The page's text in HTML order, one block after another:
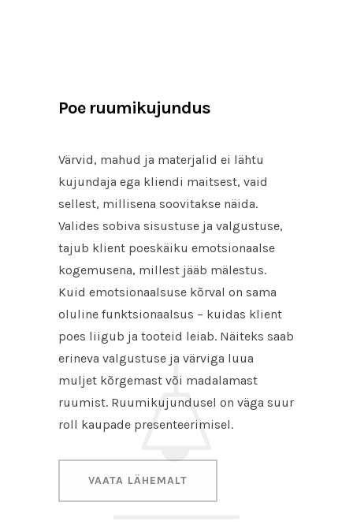
Poe ruumikujundus
Värvid, mahud ja materjalid ei lähtu
kujundaja ega kliendi maitsest, vaid
sellest, millisena soovitakse näida.
Valides sobiva sisustuse ja valgustuse,
tajub klient poeskäiku emotsionaalse
kogemusena, millest jääb mälestus.
Kuid emotsionaalsuse kõrval on sama
oluline funktsionaalsus – kuidas klient
poes liigub ja tooteid leiab. Näiteks saab
erineva valgustuse ja värviga luua
muljet kõrgemast või madalamast
ruumist. Ruumikujundusel on väga suur
roll kaupade presenteerimisel.
VAATA LÄHEMALT